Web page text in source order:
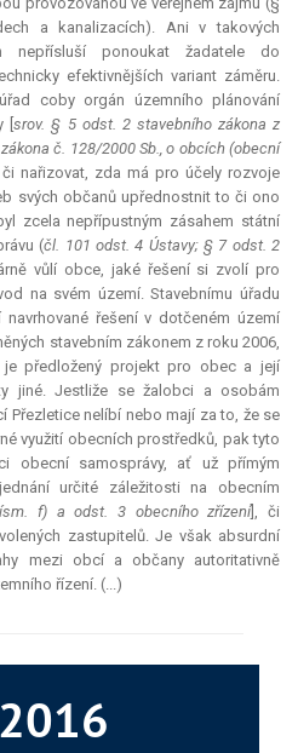
a kanalizacích). Ani v takových
nepřísluší ponoukat žadatele do
efektivnějších variant záměru.
coby orgán územního plánování
[srov. § 5 odst. 2 stavebního zákona z
č. 128/2000 Sb., o obcích (obecní
nařizovat, zda má pro účely rozvoje
svých občanů upřednostnit to či ono
zcela nepřípustným zásahem státní
(čl. 101 odst. 4 Ústavy; § 7 odst. 2
vůlí obce, jaké řešení si zvolí pro
na svém území. Stavebnímu úřadu
řešení v dotčeném území
stavebním zákonem z roku 2006,
předložený projekt pro obec a její
jiné. Jestliže se žalobci a osobám
Přezletice nelíbí nebo mají za to, že se
využití obecních prostředků, pak tyto
obecní samosprávy, ať už přímým
určité záležitosti na obecním
f) a odst. 3 obecního zřízení], či
zastupitelů. Je však absurdní
mezi obcí a občany autoritativně
řízení. (...)